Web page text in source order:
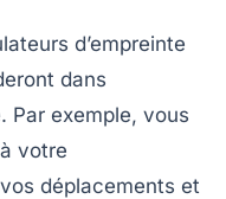
d’empreinte
dans
Par exemple, vous
votre
déplacements et